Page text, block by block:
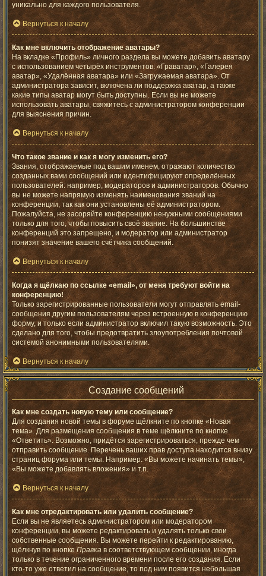
уникально для каждого пользователя.
Вернуться к началу
Как мне включить отображение аватары?
На вкладке «Профиль» личного раздела вы можете добавить аватару
с использованием четырёх инструментов: «Граватар», «Галерея
аватар», «Удалённая аватара» или «Загружаемая аватара». От
администратора зависит, включена ли поддержка аватар, а также
какие типы аватар могут быть доступны. Если вы не можете
использовать аватары, свяжитесь с администратором конференции
для выяснения причин.
Вернуться к началу
Что такое звание и как я могу изменить его?
Звания, отображаемые под вашим именем, отражают количество
созданных вами сообщений или идентифицируют определённых
пользователей: например, модераторов и администраторов. Обычно
вы не можете напрямую изменять наименования званий на
конференции, так как они установлены её администратором.
Пожалуйста, не засоряйте конференцию ненужными сообщениями
только для того, чтобы повысить своё звание. На большинстве
конференций это запрещено, и модератор или администратор
понизят значение вашего счётчика сообщений.
Вернуться к началу
Когда я щёлкаю по ссылке «email», от меня требуют войти на
конференцию!
Только зарегистрированные пользователи могут отправлять email-
сообщения другим пользователям через встроенную в конференцию
форму, и только если администратор включил такую возможность. Это
сделано для того, чтобы предотвратить злоупотребления почтовой
системой анонимными пользователями.
Вернуться к началу
Создание сообщений
Как мне создать новую тему или сообщение?
Для создания новой темы в форуме щёлкните по кнопке «Новая
тема». Для размещения сообщения в теме щёлкните по кнопке
«Ответить». Возможно, придётся зарегистрироваться, прежде чем
отправить сообщение. Перечень ваших прав доступа находится внизу
страниц форума или темы. Например: «Вы можете начинать темы»,
«Вы можете добавлять вложения» и т.п.
Вернуться к началу
Как мне отредактировать или удалить сообщение?
Если вы не являетесь администратором или модератором
конференции, вы можете редактировать и удалять только свои
собственные сообщения. Вы можете перейти к редактированию,
щёлкнув по кнопкеПравка в соответствующем сообщении, иногда
только в течение ограниченного времени после его создания. Если
кто-то уже ответил на сообщение, то под ним появится небольшая